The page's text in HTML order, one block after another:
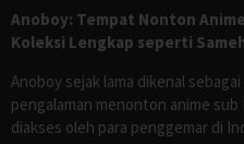
Anoboy: Tempat Nonton
Koleksi Lengkap seperti
Anoboy sejak lama dikenal
pengalaman menonton anime
diakses oleh para penggemar di